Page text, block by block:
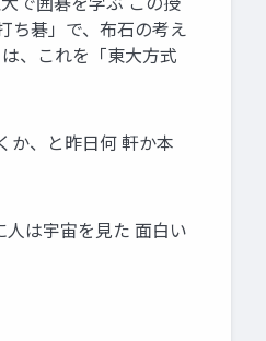
ち碁」で、布石の考え
、これを「東大方式
か、と昨日何 軒か本
は宇宙を見た 面白い